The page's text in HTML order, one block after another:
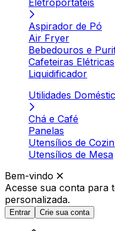
Eletroportáteis
Aspirador de Pó
Air Fryer
Bebedouros e
Cafeteiras Elétricas
Liquidificador
Utilidades
Chá e Café
Panelas
Utensílios de
Utensílios de Mesa
Bem-vindo
Acesse sua conta para
personalizada.
Entrar Crie sua conta